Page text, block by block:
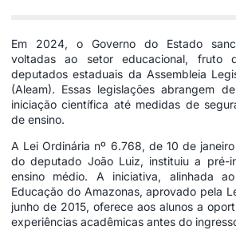
Em 2024, o Governo do Estado
voltadas ao setor educacional, fruto
deputados estaduais da Assembleia
(Aleam). Essas legislações abrangem
iniciação científica até medidas de
de ensino.
A Lei Ordinária nº 6.768, de 10 de
do deputado João Luiz, instituiu a pré-
ensino médio. A iniciativa, alinhada
Educação do Amazonas, aprovado pela
junho de 2015, oferece aos alunos a
experiências acadêmicas antes do